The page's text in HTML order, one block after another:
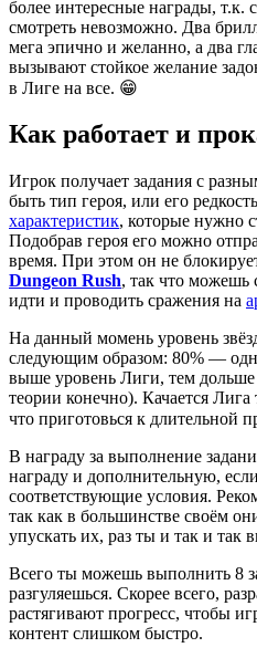
более интересные награды, т.к.
смотреть невозможно. Два
мега эпично и желанно, а два
вызывают стойкое желание
в Лиге на все. 😁
Как работает и
Игрок получает задания с
быть тип героя, или его
характеристик, которые нужно
Подобрав героя его можно
время. При этом он не
Dungeon Rush, так что можешь
идти и проводить сражения на
На данный момень уровень
следующим образом: 80% —
выше уровень Лиги, тем
теории конечно). Качается Лига
что приготовься к длительной
В награду за выполнение
награду и дополнительную,
соответствующие условия.
так как в большинстве своём
упускать их, раз ты и так и так
Всего ты можешь выполнить 8
разгуляешься. Скорее всего,
растягивают прогресс, чтобы
контент слишком быстро.